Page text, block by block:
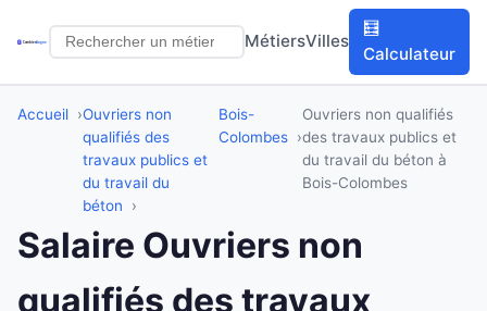
MétiersVilles
🧮
Calculateur
Accueil
Ouvriers non
qualifiés des
travaux publics et
du travail du
béton
Bois-
Colombes
Ouvriers non qualifiés
des travaux publics et
du travail du béton à
Bois-Colombes
Salaire Ouvriers non
qualifiés des travaux